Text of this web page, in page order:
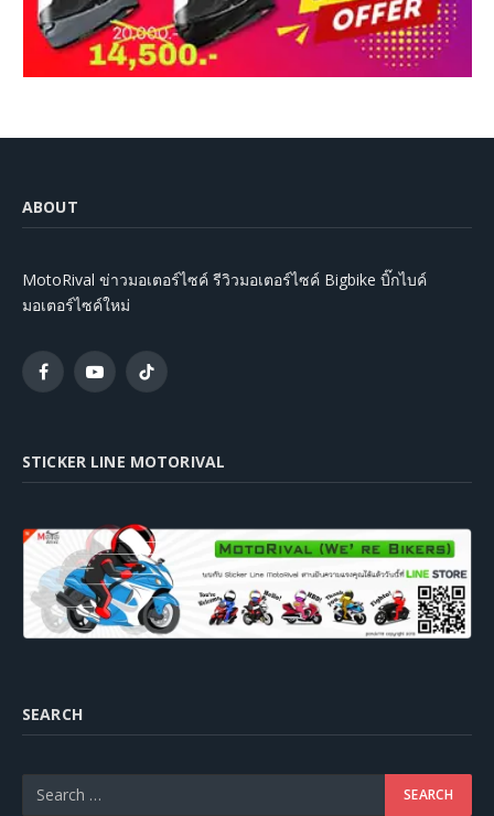
ABOUT
MotoRival ข่าวมอเตอร์ไซค์ รีวิวมอเตอร์ไซค์ Bigbike บิ๊กไบค์
มอเตอร์ไซค์ใหม่
FacebookYouTubeTikTok
STICKER LINE MOTORIVAL
SEARCH